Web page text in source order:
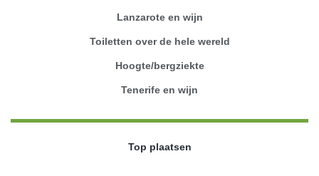
Lanzarote en wijn
Toiletten over de hele wereld
Hoogte/bergziekte
Tenerife en wijn
Top plaatsen